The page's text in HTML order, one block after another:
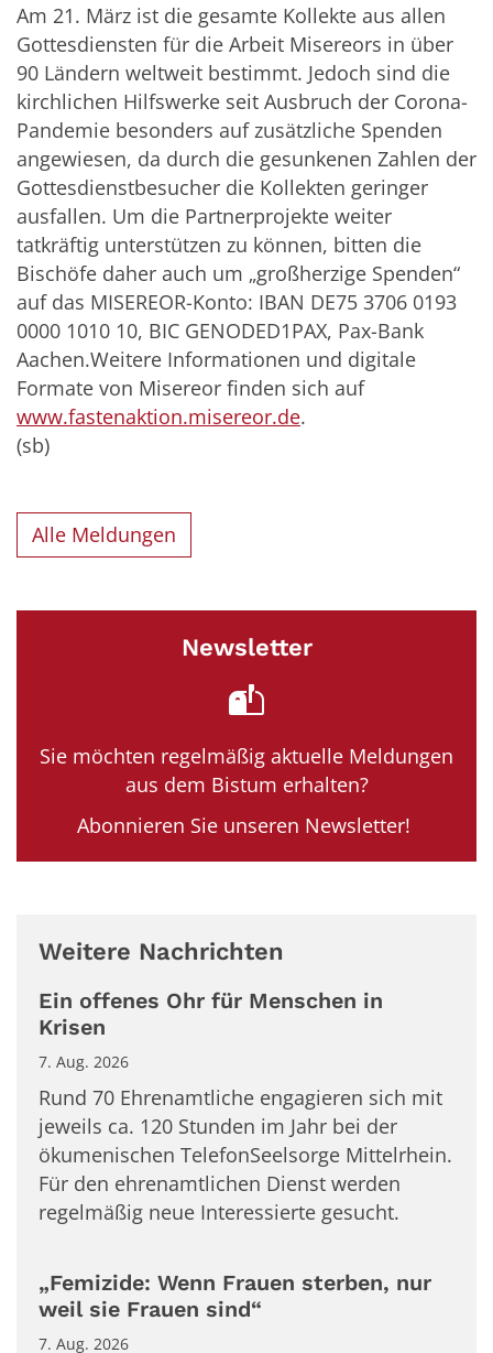
Am 21. März ist die gesamte Kollekte aus allen
Gottesdiensten für die Arbeit Misereors in über
90 Ländern weltweit bestimmt. Jedoch sind die
kirchlichen Hilfswerke seit Ausbruch der Corona-
Pandemie besonders auf zusätzliche Spenden
angewiesen, da durch die gesunkenen Zahlen der
Gottesdienstbesucher die Kollekten geringer
ausfallen. Um die Partnerprojekte weiter
tatkräftig unterstützen zu können, bitten die
Bischöfe daher auch um „großherzige Spenden“
auf das MISEREOR-Konto: IBAN DE75 3706 0193
0000 1010 10, BIC GENODED1PAX, Pax-Bank
Aachen.Weitere Informationen und digitale
Formate von Misereor finden sich auf
www.fastenaktion.misereor.de.
(sb)
Alle Meldungen
Newsletter
Sie möchten regelmäßig aktuelle Meldungen
aus dem Bistum erhalten?
Abonnieren Sie unseren Newsletter!
Weitere Nachrichten
Ein offenes Ohr für Menschen in
Krisen
7. Aug. 2026
Rund 70 Ehrenamtliche engagieren sich mit
jeweils ca. 120 Stunden im Jahr bei der
ökumenischen TelefonSeelsorge Mittelrhein.
Für den ehrenamtlichen Dienst werden
regelmäßig neue Interessierte gesucht.
„Femizide: Wenn Frauen sterben, nur
weil sie Frauen sind“
7. Aug. 2026